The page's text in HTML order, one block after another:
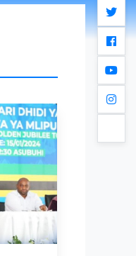
twitter
youtube